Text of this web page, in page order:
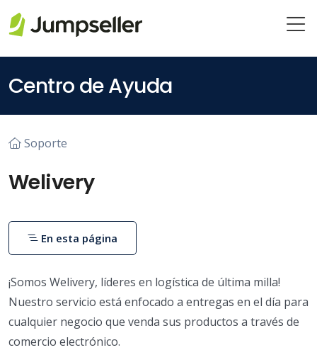
Centro de Ayuda
Soporte
Welivery
¡Somos Welivery, líderes en logística de última milla!
Nuestro servicio está enfocado a entregas en el día para
cualquier negocio que venda sus productos a través de
comercio electrónico.
En esta página